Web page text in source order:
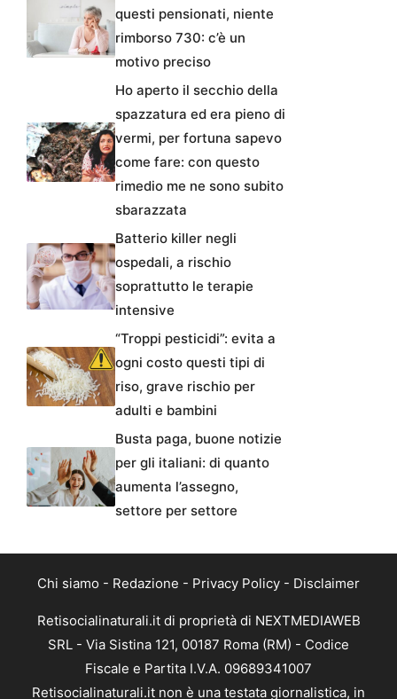
questi pensionati, niente
rimborso 730: c’è un
motivo preciso
Ho aperto il secchio della
spazzatura ed era pieno di
vermi, per fortuna sapevo
come fare: con questo
rimedio me ne sono subito
sbarazzata
Batterio killer negli
ospedali, a rischio
soprattutto le terapie
intensive
“Troppi pesticidi”: evita a
ogni costo questi tipi di
riso, grave rischio per
adulti e bambini
Busta paga, buone notizie
per gli italiani: di quanto
aumenta l’assegno,
settore per settore
Chi siamo - Redazione - Privacy Policy - Disclaimer
Retisocialinaturali.it di proprietà di NEXTMEDIAWEB
SRL - Via Sistina 121, 00187 Roma (RM) - Codice
Fiscale e Partita I.V.A. 09689341007
Retisocialinaturali.it non è una testata giornalistica, in